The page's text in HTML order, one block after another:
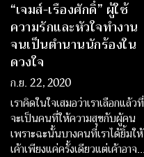
“เจมส์-เรืองศักดิ์” ผู้ใช้
ความรักและหัวใจทำงาน
จนเป็นตำนานนักร้องใน
ดวงใจ
ก.ย. 22, 2020
เราคิดในใจเสมอว่าเราเลือกแล้วที่
จะเป็นคนที่ให้ความสุขกับผู้คน
เพราะฉะนั้นบางคนที่เราได้ยิ้มให้
เค้าเพียงแค่ครั้งเดียวแต่เค้าอาจมี